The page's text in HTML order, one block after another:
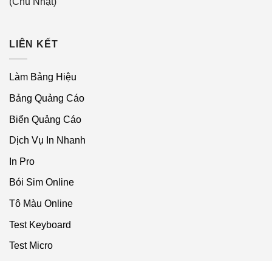
LIÊN KẾT
Làm Bảng Hiệu
Bảng Quảng Cáo
Biển Quảng Cáo
Dịch Vụ In Nhanh
In Pro
Bói Sim Online
Tô Màu Online
Test Keyboard
Test Micro